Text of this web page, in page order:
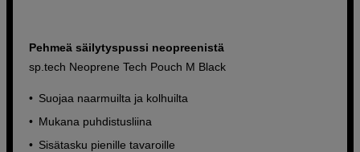
Pehmeä säilytyspussi neopreenistä
sp.tech Neoprene Tech Pouch M Black
Suojaa naarmuilta ja kolhuilta
Mukana puhdistusliina
Sisätasku pienille tavaroille